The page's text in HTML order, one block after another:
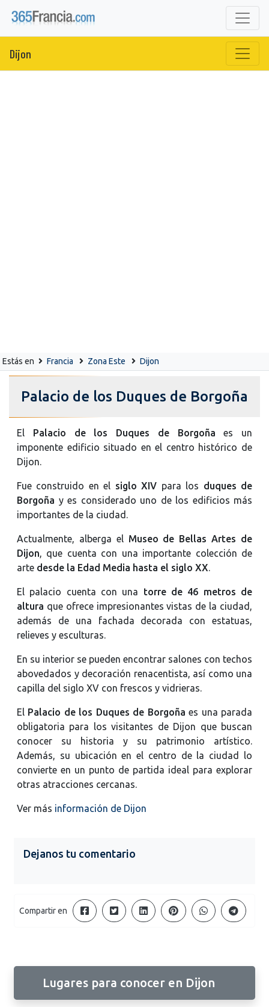
Dijon
Estás en Francia Zona Este Dijon
Palacio de los Duques de Borgoña
El Palacio de los Duques de Borgoña es un
imponente edificio situado en el centro histórico de
Dijon.
Fue construido en el siglo XIV para los duques de
Borgoña y es considerado uno de los edificios más
importantes de la ciudad.
Actualmente, alberga el Museo de Bellas Artes de
Dijon, que cuenta con una importante colección de
arte desde la Edad Media hasta el siglo XX.
El palacio cuenta con una torre de 46 metros de
altura que ofrece impresionantes vistas de la ciudad,
además de una fachada decorada con estatuas,
relieves y esculturas.
En su interior se pueden encontrar salones con techos
abovedados y decoración renacentista, así como una
capilla del siglo XV con frescos y vidrieras.
El Palacio de los Duques de Borgoña es una parada
obligatoria para los visitantes de Dijon que buscan
conocer su historia y su patrimonio artístico.
Además, su ubicación en el centro de la ciudad lo
convierte en un punto de partida ideal para explorar
otras atracciones cercanas.
Ver más información de Dijon
Dejanos tu comentario
Compartir en
Lugares para conocer en Dijon